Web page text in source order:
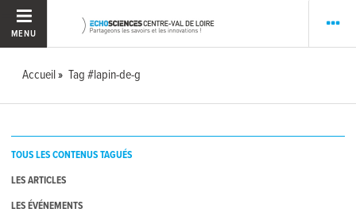
MENU
Accueil Tag #lapin-de-g
TOUS LES CONTENUS TAGUÉS
LES ARTICLES
LES ÉVÉNEMENTS